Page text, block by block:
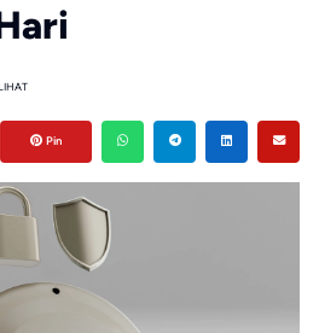
Pin